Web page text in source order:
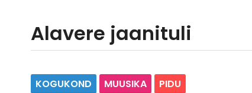
Alavere jaanituli
KOGUKOND MUUSIKA PIDU